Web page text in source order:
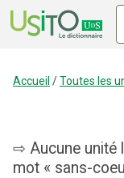
Accueil /Toutes les
Aucune unité
mot « sans-